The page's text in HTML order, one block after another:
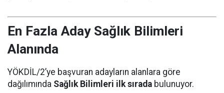
En Fazla Aday Sağlık Bilimleri
Alanında
YÖKDİL/2’ye başvuran adayların alanlara göre
dağılımında Sağlık Bilimleri ilk sırada bulunuyor.